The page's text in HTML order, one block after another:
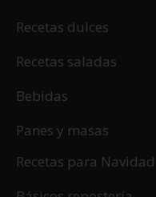
Recetas dulces
Recetas saladas
Bebidas
Panes y masas
Recetas para Navidad